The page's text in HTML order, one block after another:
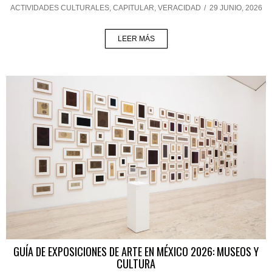
ACTIVIDADES CULTURALES, CAPITULAR, VERACIDAD / 29 JUNIO, 2026
LEER MÁS
GUÍA DE EXPOSICIONES DE ARTE EN MÉXICO 2026: MUSEOS Y
CULTURA